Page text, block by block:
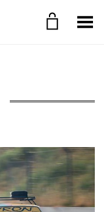
Menü umschalten